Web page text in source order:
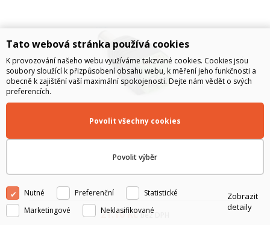
21.10Kč bez DPH
Tato webová stránka používá cookies
K provozování našeho webu využíváme takzvané cookies. Cookies jsou
soubory sloužící k přizpůsobení obsahu webu, k měření jeho funkčnosti a
obecně k zajištění vaší maximální spokojenosti. Dejte nám vědět o svých
preferencích.
Povolit výběr
Povolit všechny cookies
Nutné Preferenční
Statistické
Marketingové
Neklasifikované
Zobrazit
detaily